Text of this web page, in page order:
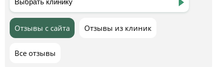
Отзывы с сайта Отзывы из клиник
Все отзывы